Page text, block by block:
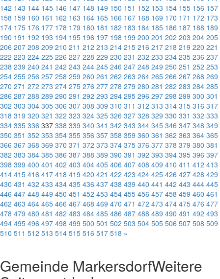
142 143 144 145 146 147 148 149 150 151 152 153 154 155 156 157
158 159 160 161 162 163 164 165 166 167 168 169 170 171 172 173
174 175 176 177 178 179 180 181 182 183 184 185 186 187 188 189
190 191 192 193 194 195 196 197 198 199 200 201 202 203 204 205
206 207 208 209 210 211 212 213 214 215 216 217 218 219 220 221
222 223 224 225 226 227 228 229 230 231 232 233 234 235 236 237
238 239 240 241 242 243 244 245 246 247 248 249 250 251 252 253
254 255 256 257 258 259 260 261 262 263 264 265 266 267 268 269
270 271 272 273 274 275 276 277 278 279 280 281 282 283 284 285
286 287 288 289 290 291 292 293 294 295 296 297 298 299 300 301
302 303 304 305 306 307 308 309 310 311 312 313 314 315 316 317
318 319 320 321 322 323 324 325 326 327 328 329 330 331 332 333
334 335 336 337 338 339 340 341 342 343 344 345 346 347 348 349
350 351 352 353 354 355 356 357 358 359 360 361 362 363 364 365
366 367 368 369 370 371 372 373 374 375 376 377 378 379 380 381
382 383 384 385 386 387 388 389 390 391 392 393 394 395 396 397
398 399 400 401 402 403 404 405 406 407 408 409 410 411 412 413
414 415 416 417 418 419 420 421 422 423 424 425 426 427 428 429
430 431 432 433 434 435 436 437 438 439 440 441 442 443 444 445
446 447 448 449 450 451 452 453 454 455 456 457 458 459 460 461
462 463 464 465 466 467 468 469 470 471 472 473 474 475 476 477
478 479 480 481 482 483 484 485 486 487 488 489 490 491 492 493
494 495 496 497 498 499 500 501 502 503 504 505 506 507 508 509
510 511 512 513 514 515 516 517 518 »
Gemeinde MarkersdorfWeitere